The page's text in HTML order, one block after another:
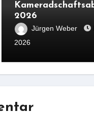
2026
Jürgen Weber
2026